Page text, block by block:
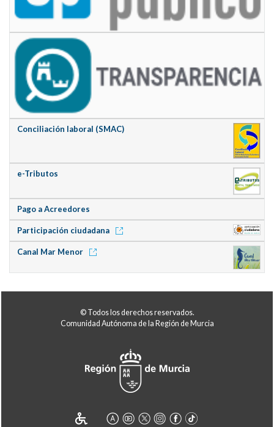
Conciliación laboral (SMAC)
e-Tributos
Pago a Acreedores
Participación ciudadana
Canal Mar Menor
© Todos los derechos reservados.
Comunidad Autónoma de la Región de Murcia